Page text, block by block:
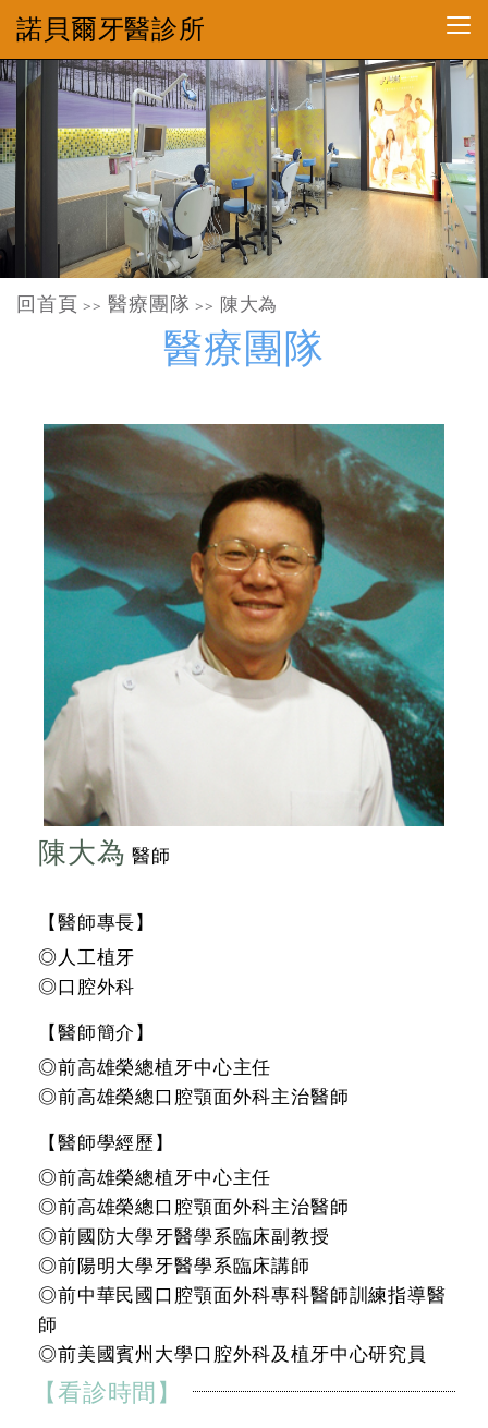
諾貝爾牙醫診所
回首頁 >> 醫療團隊 >> 陳大為
醫療團隊
陳大為 醫師
【醫師專長】
◎人工植牙
◎口腔外科
【醫師簡介】
◎前高雄榮總植牙中心主任
◎前高雄榮總口腔顎面外科主治醫師
【醫師學經歷】
◎前高雄榮總植牙中心主任
◎前高雄榮總口腔顎面外科主治醫師
◎前國防大學牙醫學系臨床副教授
◎前陽明大學牙醫學系臨床講師
◎前中華民國口腔顎面外科專科醫師訓練指導醫
師
◎前美國賓州大學口腔外科及植牙中心研究員
【看診時間】